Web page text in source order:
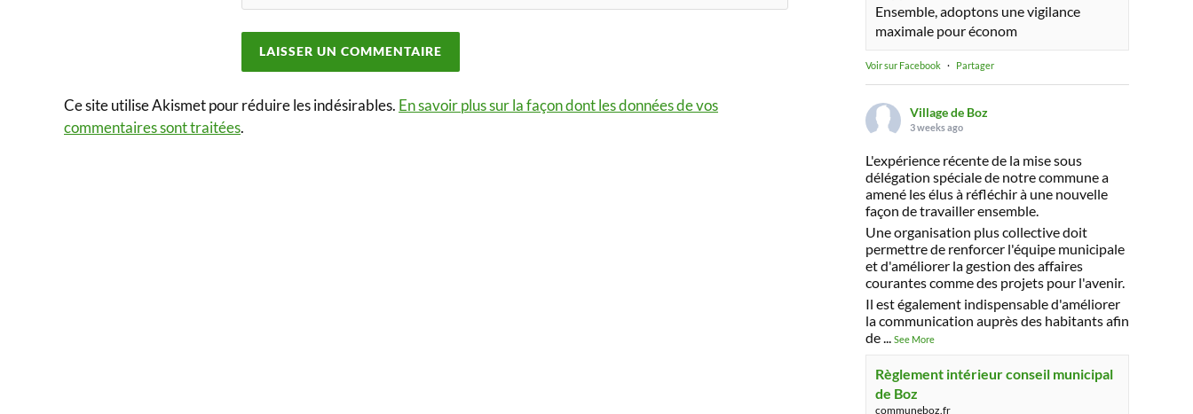
Ce site utilise Akismet pour réduire les indésirables. En savoir plus sur la façon dont les données de vos
commentaires sont traitées.
Ensemble, adoptons une vigilance
maximale pour économ
Voir sur Facebook · Partager
Village de Boz
3 weeks ago
L'expérience récente de la mise sous
délégation spéciale de notre commune a
amené les élus à réfléchir à une nouvelle
façon de travailler ensemble.
Une organisation plus collective doit
permettre de renforcer l'équipe municipale
et d'améliorer la gestion des affaires
courantes comme des projets pour l'avenir.
Il est également indispensable d'améliorer
la communication auprès des habitants afin
de... See More
Règlement intérieur conseil municipal
de Boz
communeboz.fr